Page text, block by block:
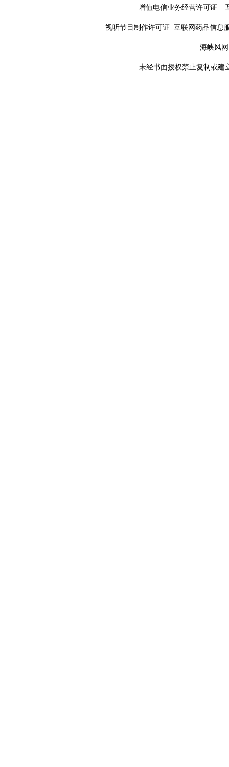
增值电信业务经营许可证
视听节目制作许可证 互联网药品信息
海峡风
未经书面授权禁止复制或